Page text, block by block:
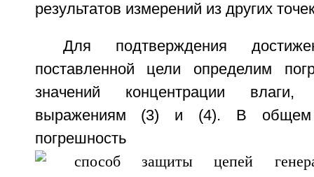
результатов измерений из других
Для подтверждения
поставленной цели определим
значений концентрации
выражениям (3) и (4). В общем
погрешность